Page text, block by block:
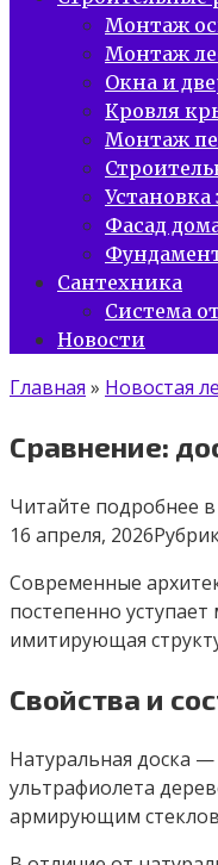
Монтаж
Монтаж
Окна и
Кровля
Монтаж
Установка
Фасад
Сантехника
Система
Новости
Главная » Новостая
Сравнение:
Читайте подробнее
16 апреля, 2026
Современные
постепенно
имитирующая
Свойства и
Натуральная доска
ультрафиолета
армирующим